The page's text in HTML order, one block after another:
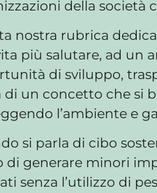
della società
nostra rubrica
più salutare, ad un
di sviluppo,
un concetto che si
l’ambiente e
si parla di cibo
di generare minori
senza l’utilizzo di